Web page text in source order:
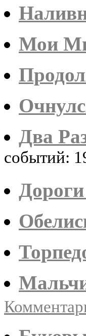
Мои
Два
событий: